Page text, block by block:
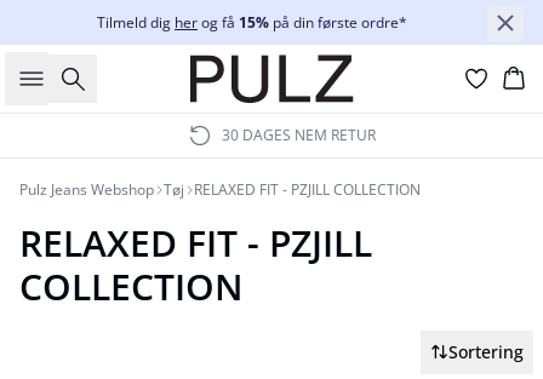
Tilmeld dig herog få 15% på din første ordre*
Søg
30 DAGES NEM RETUR
Pulz Jeans Webshop Tøj RELAXED FIT - PZJILL COLLECTION
RELAXED FIT - PZJILL
COLLECTION
Sortering